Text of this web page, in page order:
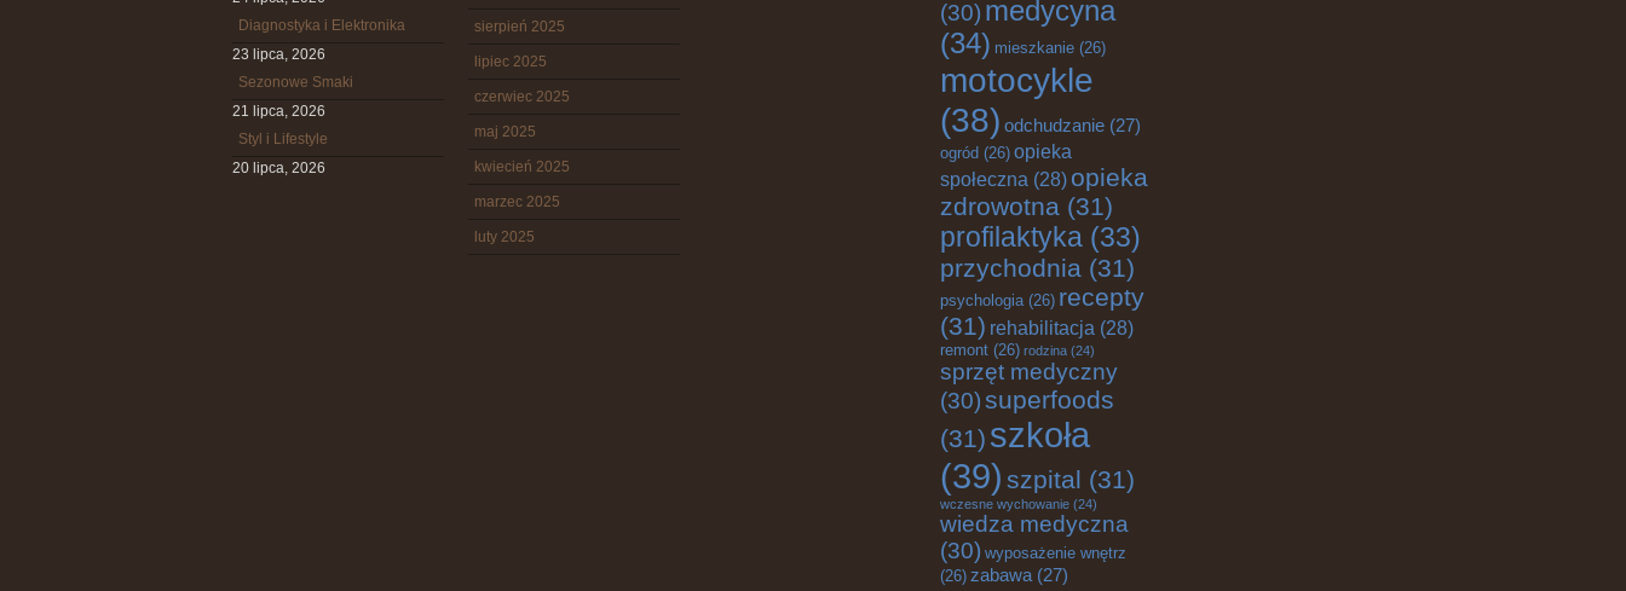
Diagnostyka i Elektronika
23 lipca, 2026
Sezonowe Smaki
21 lipca, 2026
Styl i Lifestyle
20 lipca, 2026
sierpień 2025
lipiec 2025
czerwiec 2025
maj 2025
kwiecień 2025
marzec 2025
luty 2025
(30) medycyna
(34) mieszkanie (26)
motocykle
(38) odchudzanie (27)
ogród (26) opieka
społeczna (28) opieka
zdrowotna (31)
profilaktyka (33)
przychodnia (31)
psychologia(26) recepty
(31) rehabilitacja (28)
remont (26) rodzina (24)
sprzęt medyczny
(30)superfoods
(31) szkoła
(39) szpital (31)
wczesne wychowanie (24)
wiedza medyczna
(30) wyposażenie wnętrz
(26) zabawa (27)